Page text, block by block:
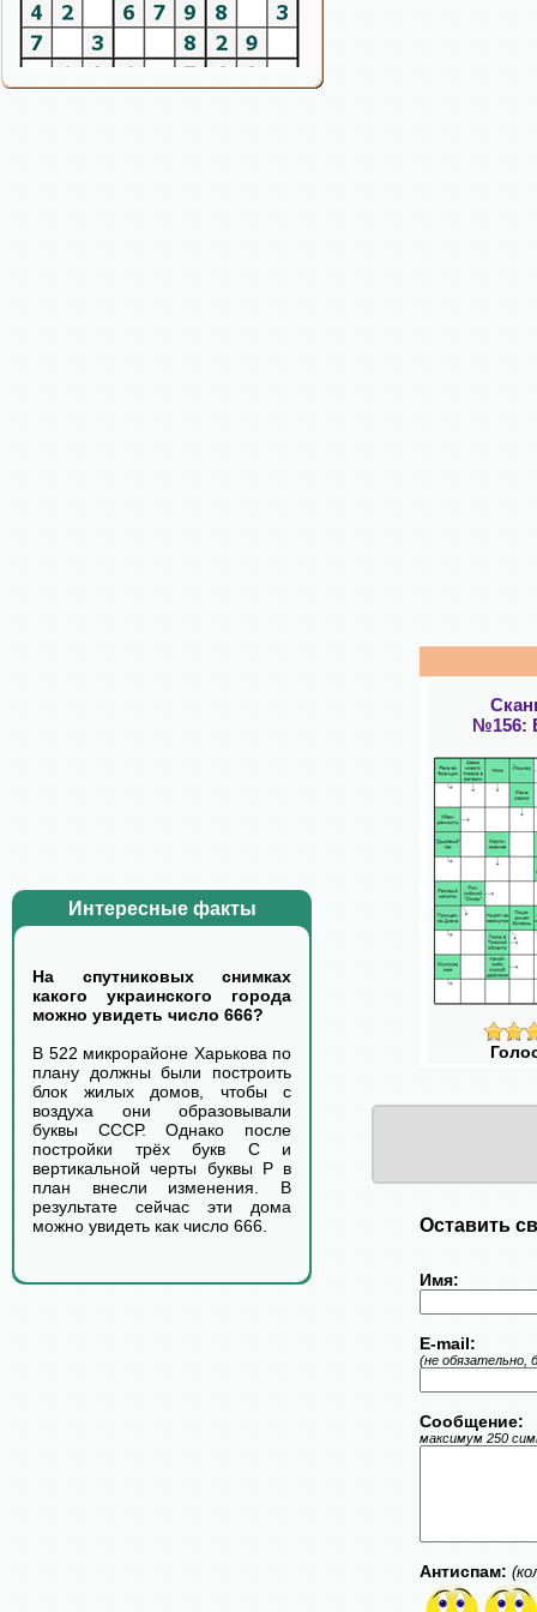
Интересные факты
На спутниковых снимках
какого украинского города
можно увидеть число 666?
В 522 микрорайоне Харькова по
плану должны были построить
блок жилых домов, чтобы с
воздуха они образовывали
буквы СССР. Однако после
постройки трёх букв С и
вертикальной черты буквы Р в
план внесли изменения. В
результате сейчас эти дома
можно увидеть как число 666.
№156:
Оставить
Имя:
E-mail:
(не обязательно,
Сообщение:
максимум 250
Антиспам: